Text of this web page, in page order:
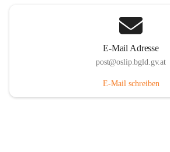
E-Mail Adresse
post@oslip.bgld.gv.at
E-Mail schreiben